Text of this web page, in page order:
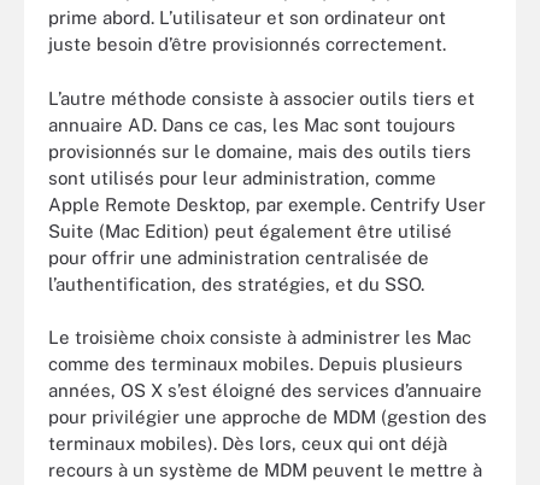
prime abord. L’utilisateur et son ordinateur ont
juste besoin d’être provisionnés correctement.
L’autre méthode consiste à associer outils tiers et
annuaire AD. Dans ce cas, les Mac sont toujours
provisionnés sur le domaine, mais des outils tiers
sont utilisés pour leur administration, comme
Apple Remote Desktop, par exemple. Centrify User
Suite (Mac Edition) peut également être utilisé
pour offrir une administration centralisée de
l’authentification, des stratégies, et du SSO.
Le troisième choix consiste à administrer les Mac
comme des terminaux mobiles. Depuis plusieurs
années, OS X s’est éloigné des services d’annuaire
pour privilégier une approche de MDM (gestion des
terminaux mobiles). Dès lors, ceux qui ont déjà
recours à un système de MDM peuvent le mettre à